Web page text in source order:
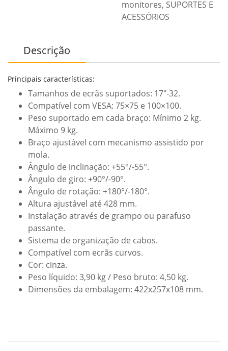
monitores, SUPORTES E
ACESSÓRIOS
Descrição
Principais características:
Tamanhos de ecrãs suportados: 17″-32.
Compatível com VESA: 75×75 e 100×100.
Peso suportado em cada braço: Mínimo 2 kg.
Máximo 9 kg.
Braço ajustável com mecanismo assistido por
mola.
Ângulo de inclinação: +55°/-55°.
Ângulo de giro: +90°/-90°.
Ângulo de rotação: +180°/-180°.
Altura ajustável até 428 mm.
Instalação através de grampo ou parafuso
passante.
Sistema de organização de cabos.
Compatível com ecrãs curvos.
Cor: cinza.
Peso líquido: 3,90 kg / Peso bruto: 4,50 kg.
Dimensões da embalagem: 422x257x108 mm.